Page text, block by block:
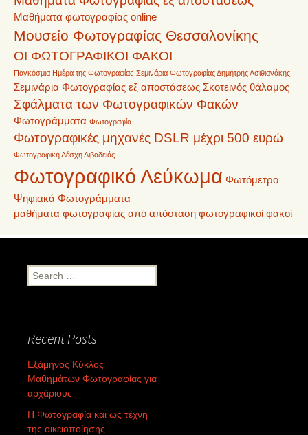
Μαθήματα φωτογραφίας online
Μουσείο Φωτογραφίας Θεσσαλονίκης
ΟΙ ΦΩΤΟΓΡΑΦΙΚΟΙ ΦΑΚΟΙ
Παγκόσμια Ημέρα της Φωτογραφίας Σεμινάρια Φωτογραφίας Δημήτρης Ασιθιανάκης
Σεμινάρια Φωτογραφίας εξ αποστάσεως Σκοτεινός θάλαμος
Σφάλματα των Φωτογραφικών Φακών
Φωτογράμματα Φωτογραφία
Φωτογραφικές μηχανές DSLR μέχρι 500 ευρώ
Φωτογραφική Λέσχη Λιβαδειάς
Φωτογραφικό Λεύκωμα Φωτόμετρο
Ψηφιακά Φωτογράμματα
μαθήματα φωτογραφίας από απόσταση φωτογραφικοί φακοί
Search
for:
Recent Posts
Εξάμηνος Κύκλος
Μαθημάτων Φωτογραφίας για
αρχάριους
Η Φωτογραφία και ως τέχνη
της οικειοποίησης